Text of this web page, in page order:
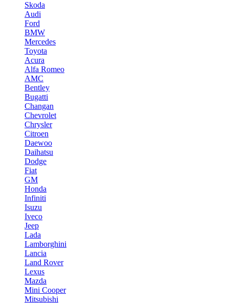
Skoda
Audi
Ford
BMW
Mercedes
Toyota
Acura
Alfa Romeo
AMC
Bentley
Bugatti
Changan
Chevrolet
Chrysler
Citroen
Daewoo
Daihatsu
Dodge
Fiat
GM
Honda
Infiniti
Isuzu
Iveco
Jeep
Lada
Lamborghini
Lancia
Land Rover
Lexus
Mazda
Mini Cooper
Mitsubishi